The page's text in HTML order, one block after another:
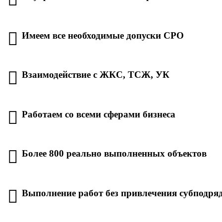
Имеем все необходимые допуски СРО
Взаимодействие с ЖКС, ТСЖ, УК
Работаем со всеми сферами бизнеса
Более 800 реально выполненных объектов
Выполнение работ без привлечения